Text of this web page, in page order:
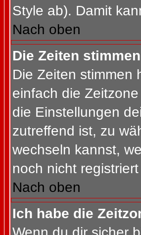
Style ab). Damit
Nach oben
Die Zeiten
Die Zeiten stimmen
einfach die
die Einstellungen
zutreffend ist, zu
wechseln kannst,
noch nicht
Nach oben
Ich habe die